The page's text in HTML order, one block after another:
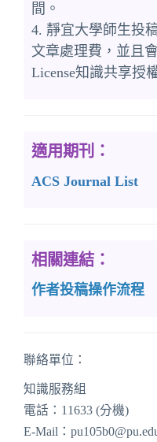
間。
4. 靜宜大學師生投
文章處理費，並且
License知識共享授
適用期刊：
ACS Journal List
相關連結：
作者投稿操作流程
聯絡單位：
知識服務組
電話：11633 (分機)
E-Mail：